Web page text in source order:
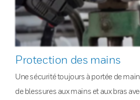
Protection des mains
Une sécurité toujours à portée de
de blessures aux mains et aux bras